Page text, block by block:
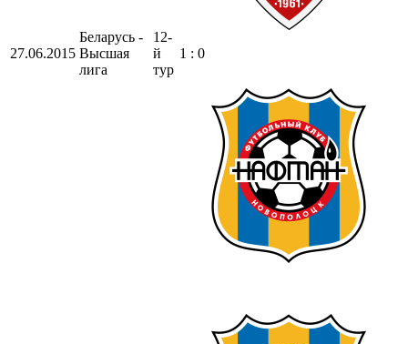
27.06.2015
Беларусь -
Высшая
лига
12-
й
тур
1 : 0